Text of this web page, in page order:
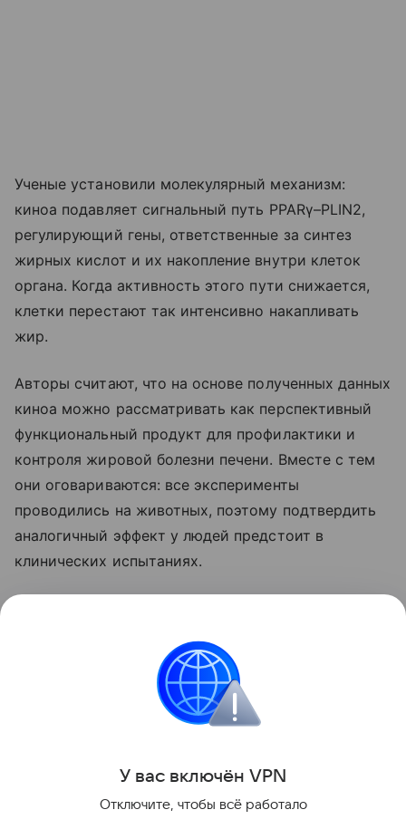
Ученые установили молекулярный механизм:
киноа подавляет сигнальный путь PPARγ–PLIN2,
регулирующий гены, ответственные за синтез
жирных кислот и их накопление внутри клеток
органа. Когда активность этого пути снижается,
клетки перестают так интенсивно накапливать
жир.
Авторы считают, что на основе полученных данных
киноа можно рассматривать как перспективный
функциональный продукт для профилактики и
контроля жировой болезни печени. Вместе с тем
они оговариваются: все эксперименты
проводились на животных, поэтому подтвердить
аналогичный эффект у людей предстоит в
клинических испытаниях.
жировой болезни печени.
Красота и здоровье
Поделиться
У вас включён VPN
Отключите, чтобы всё работало